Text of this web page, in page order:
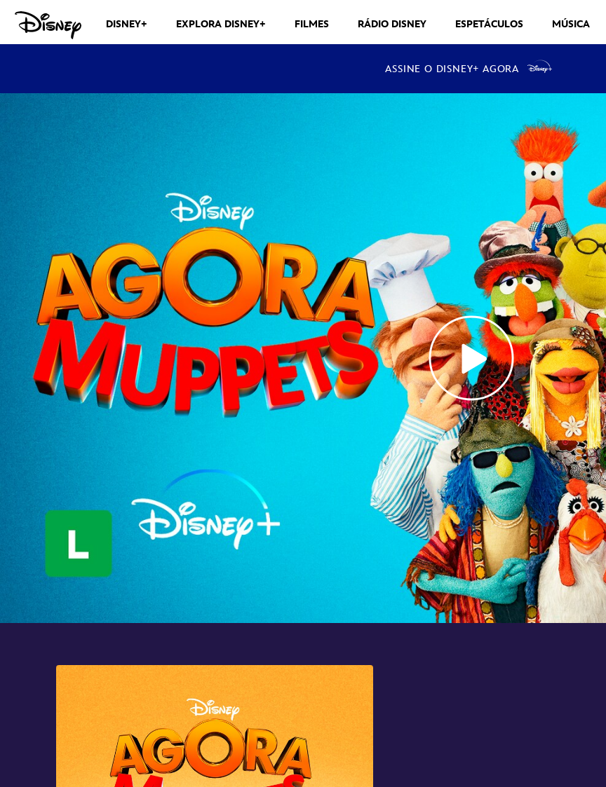
DISNEY+ EXPLORA DISNEY+ FILMES RÁDIO DISNEY ESPETÁCULOS MÚSICA
ASSINE O DISNEY+ AGORA